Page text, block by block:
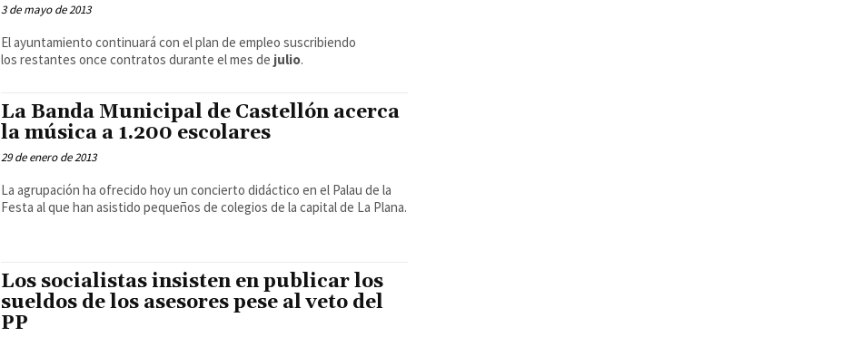
3 de mayo de 2013
El ayuntamiento continuará con el plan de empleo suscribiendo
los restantes once contratos durante el mes de julio.
La Banda Municipal de Castellón acerca
la música a 1.200 escolares
29 de enero de 2013
La agrupación ha ofrecido hoy un concierto didáctico en el Palau de la
Festa al que han asistido pequeños de colegios de la capital de La Plana.
Los socialistas insisten en publicar los
sueldos de los asesores pese al veto del
PP